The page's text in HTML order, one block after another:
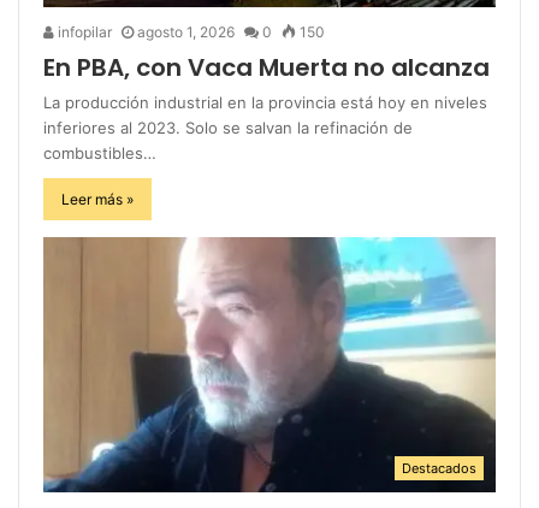
infopilar agosto 1, 2026 0 150
En PBA, con Vaca Muerta no alcanza
La producción industrial en la provincia está hoy en niveles
inferiores al 2023. Solo se salvan la refinación de
combustibles…
Leer más »
Destacados